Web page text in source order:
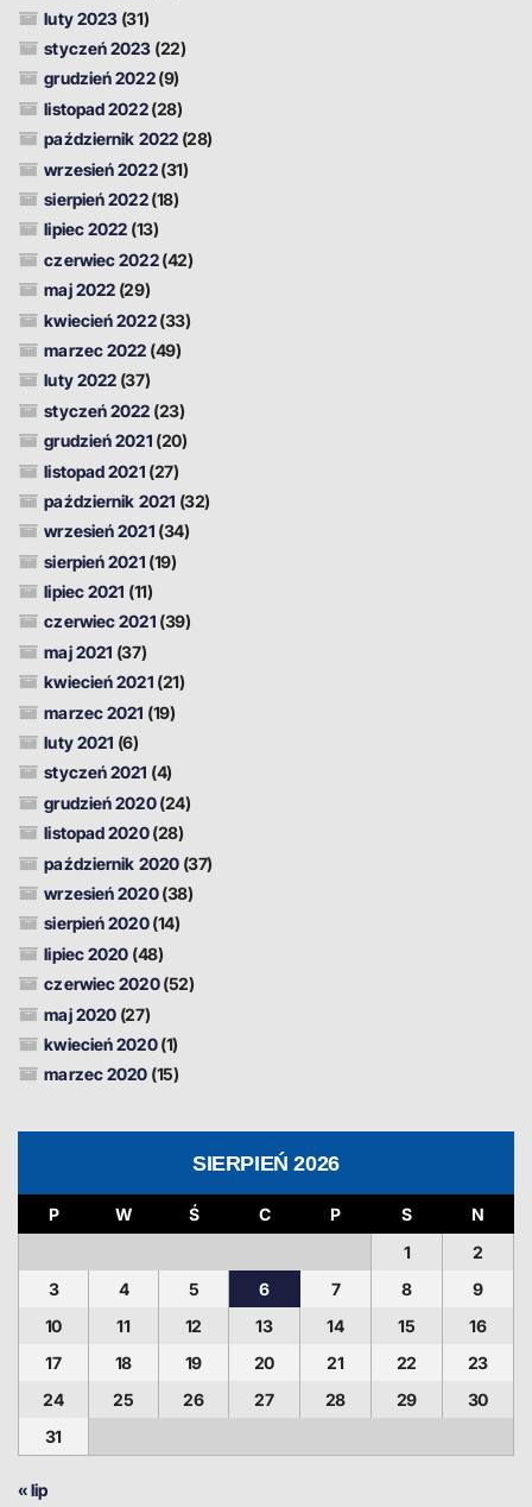
luty 2023 (31)
styczeń 2023 (22)
grudzień 2022(9)
listopad 2022(28)
październik 2022(28)
wrzesień 2022(31)
sierpień 2022(18)
lipiec 2022 (13)
czerwiec 2022(42)
maj 2022 (29)
kwiecień 2022(33)
marzec 2022 (49)
luty 2022 (37)
styczeń 2022 (23)
grudzień 2021 (20)
listopad 2021 (27)
październik 2021 (32)
wrzesień 2021 (34)
sierpień 2021 (19)
lipiec 2021 (11)
czerwiec 2021 (39)
maj 2021 (37)
kwiecień 2021 (21)
marzec 2021 (19)
luty 2021 (6)
styczeń 2021 (4)
grudzień 2020(24)
listopad 2020(28)
październik 2020(37)
wrzesień 2020(38)
sierpień 2020(14)
lipiec 2020 (48)
czerwiec 2020(52)
maj 2020 (27)
kwiecień 2020(1)
marzec 2020 (15)
SIERPIEŃ 2026
P W Ś C P S
N
1
2
3
4 5 6 7 8
9
10
11 12 13 14 15
16
17
18 19 20 21 22
23
24
25 26 27 28 29
30
31
« lip